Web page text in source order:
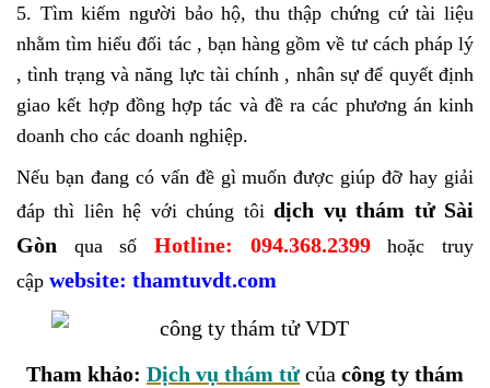
5. Tìm kiếm người bảo hộ, thu thập chứng cứ tài liệu
nhằm tìm hiểu đối tác , bạn hàng gồm về tư cách pháp lý
, tình trạng và năng lực tài chính , nhân sự để quyết định
giao kết hợp đồng hợp tác và đề ra các phương án kinh
doanh cho các doanh nghiệp.
Nếu bạn đang có vấn đề gì muốn được giúp đỡ hay giải
đáp thì liên hệ với chúng tôidịch vụ thám tử Sài
Gòn qua sốHotline: 094.368.2399hoặc truy
cập website: thamtuvdt.com
Tham khảo: Dịch vụ thám tử của công ty thám